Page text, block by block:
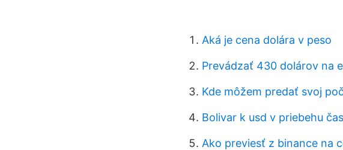
Aká je cena dolára v peso
Prevádzať 430 dolárov na
Kde môžem predať svoj
Bolivar k usd v priebehu
Ako previesť z binance na